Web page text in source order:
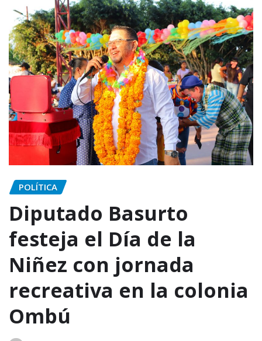
POLÍTICA
Diputado Basurto
festeja el Día de la
Niñez con jornada
recreativa en la colonia
Ombú